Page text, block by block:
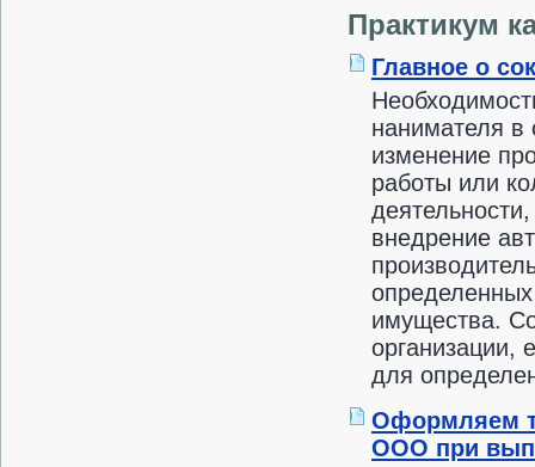
Практикум
Главное о
нанимателя в
изменение
работы или
внедрение
определенных
имущества.
организации,
для
Оформляем
ООО при